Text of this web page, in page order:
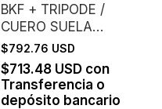
BKF + TRIPODE /
CUERO SUELA
NATURAL /
ESTRUCTURA NEGRO
$792.76 USD
$713.48 USD con
Transferencia o
depósito bancario